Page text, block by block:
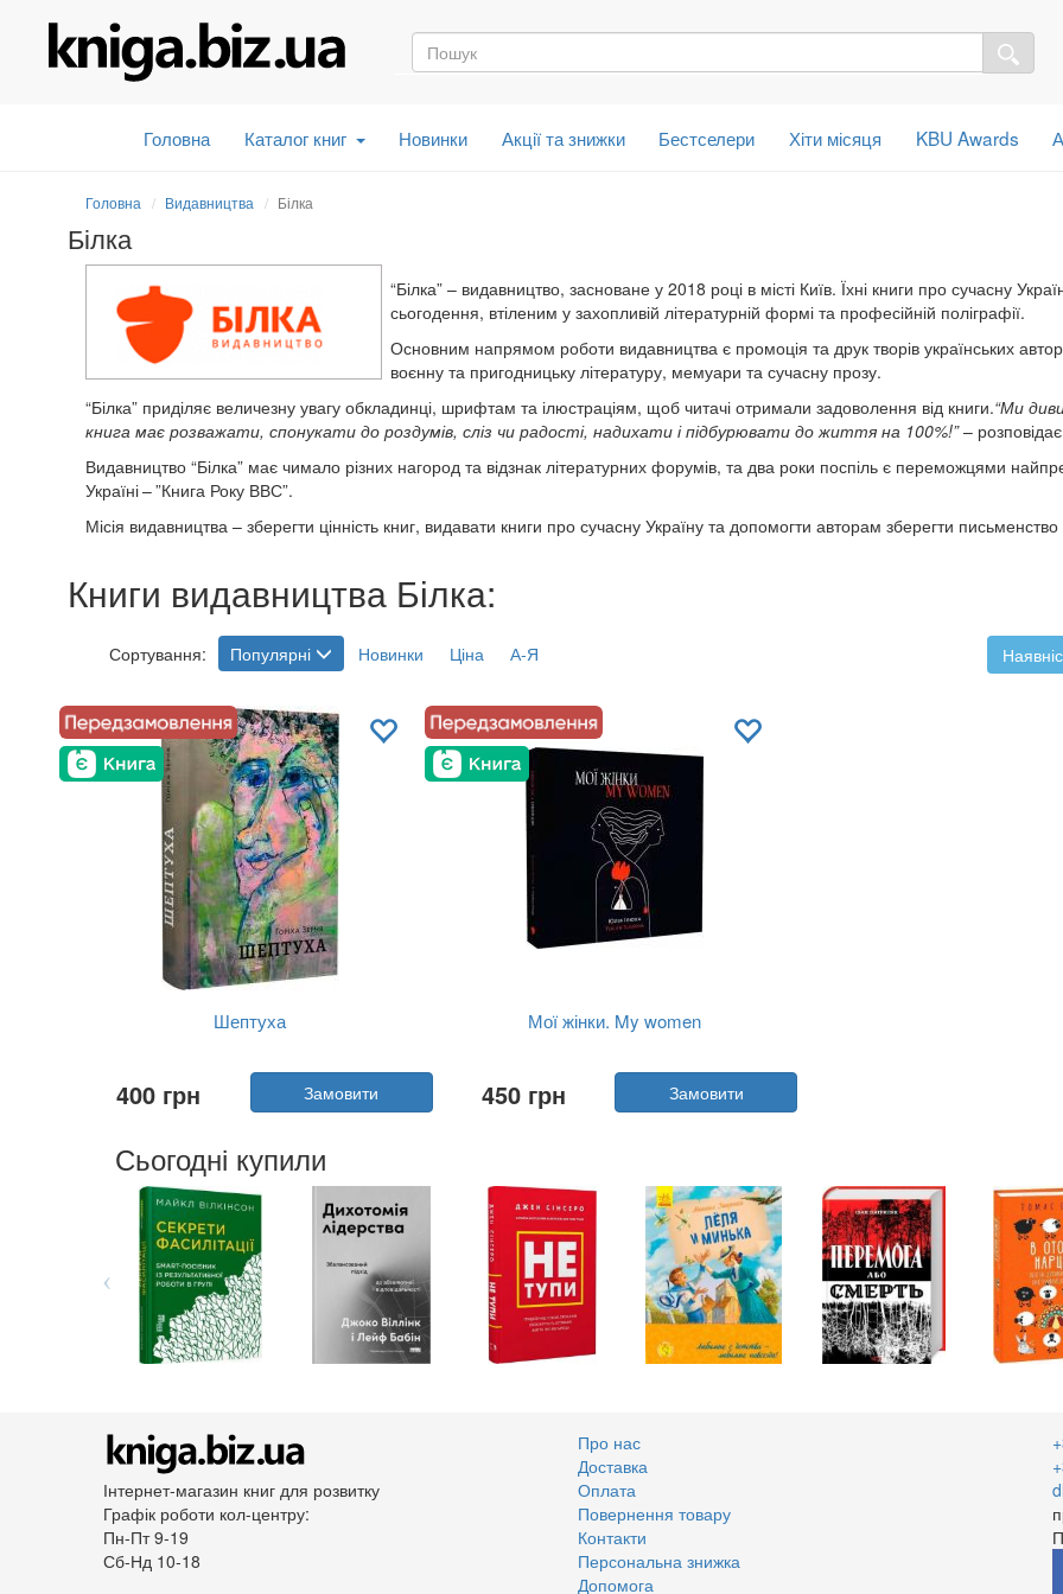
Головна Каталог книг Новинки Акції та знижки Бестселери Хіти місяця KBU Awards
Головна Видавництва Білка
Білка
“Білка” – видавництво, засноване у 2018 році в місті Київ. Їхні книги про сучасну
сьогодення, втіленим у захопливій літературній формі та професійній поліграфії.
Основним напрямом роботи видавництва є промоція та друк творів українських
воєнну та пригодницьку літературу, мемуари та сучасну прозу.
“Білка” приділяє величезну увагу обкладинці, шрифтам та ілюстраціям, щоб читачі отримали задоволення від книги.“Ми
книга має розважати, спонукати до роздумів, сліз чи радості, надихати і підбурювати до життя на 100%!” –
Видавництво “Білка” має чимало різних нагород та відзнак літературних форумів, та два роки поспіль є переможцями
Україні–”Книга Року ВВС”.
Місія видавництва – зберегти цінність книг, видавати книги про сучасну Україну та допомогти авторам зберегти
Книги видавництва Білка:
Сортування: Популярні Новинки Ціна А-Я
Шептуха
Горіха Зерня
Видавництво:Білка
Мова: Українська
400 грн Замовити
Мої жінки. My women
Юлія Ілюха
Видавництво:Білка
450 грн Замовити
Сьогодні купили
Інтернет-магазин книг для розвитку
Графік роботи кол-центру:
Пн-Пт 9-19
Сб-Нд 10-18
Про нас
Доставка
Оплата
Повернення товару
Контакти
Персональна знижка
Допомога